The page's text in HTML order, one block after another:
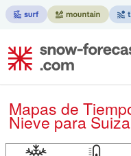
Mapas de Tiempo y Condiciones de
Nievepara Suiza